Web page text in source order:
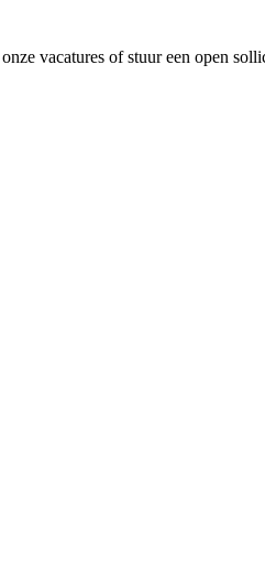
vacatures of stuur een open